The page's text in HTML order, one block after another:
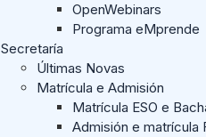
OpenWebinars
Programa eMprende
Secretaría
Últimas Novas
Matrícula e Admisión
Matrícula ESO e
Admisión e matrícula